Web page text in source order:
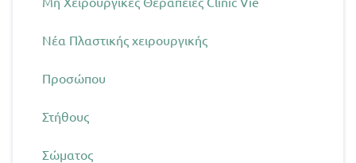
Νέα Πλαστικής χειρουργικής
Προσώπου
Στήθους
Σώματος